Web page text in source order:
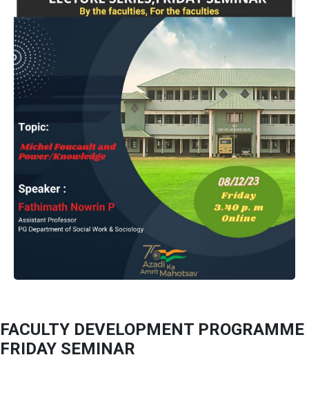
FACULTY DEVELOPMENT PROGRAMME
FRIDAY SEMINAR